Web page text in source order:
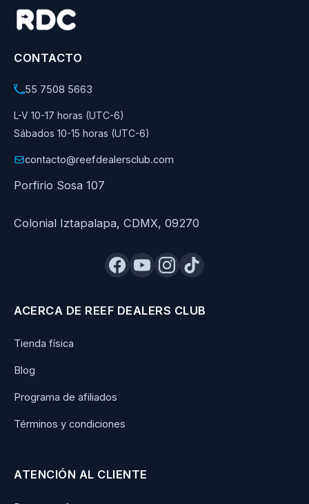
CONTACTO
55 7508 5663
L-V 10-17 horas (UTC-6)
Sábados 10-15 horas (UTC-6)
contacto@reefdealersclub.com
Porfirio Sosa 107
Colonial Iztapalapa, CDMX, 09270
ACERCA DE REEF DEALERS CLUB
Tienda física
Blog
Programa de afiliados
Términos y condiciones
ATENCIÓN AL CLIENTE